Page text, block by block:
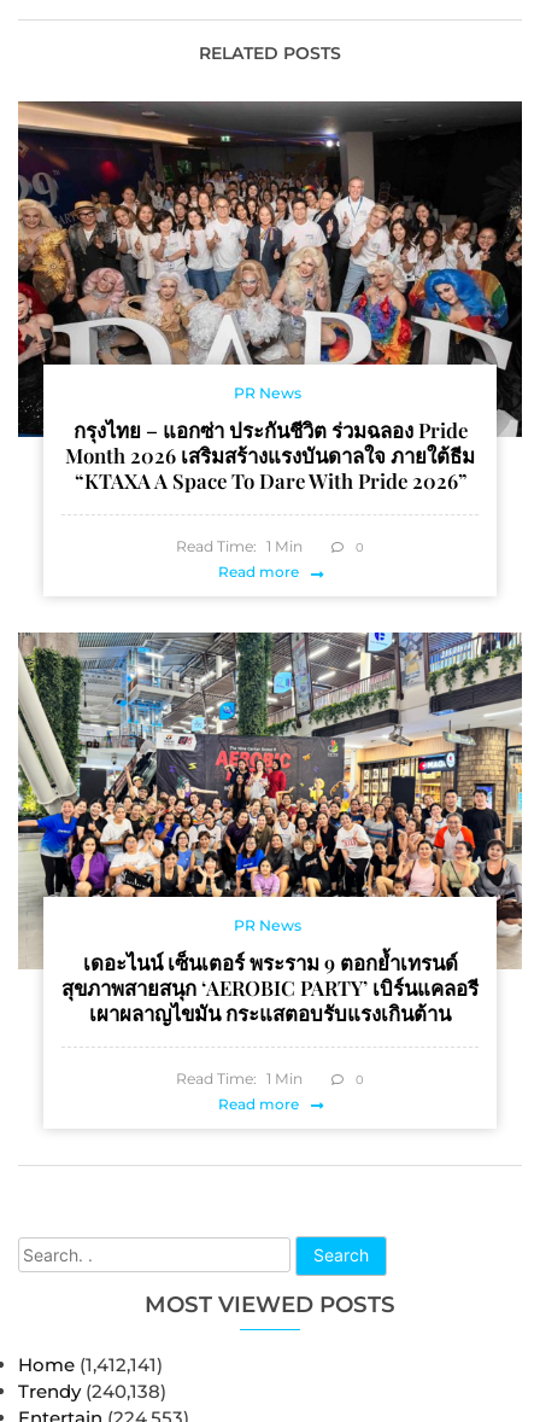
Search
MOST VIEWED POSTS
Home (1,412,141)
Trendy (240,138)
Entertain (224,553)
ธุรกิจ
อัพ” คุณภาพในทุกๆ ด้าน”
RELATED POSTS
PR News
กรุงไทย – แอกซ่า ประกันชีวิต ร่วมฉลอง Pride
Month 2026 เสริมสร้างแรงบันดาลใจ ภายใต้ธีม
“KTAXA A Space To Dare With Pride 2026”
Read Time: 1 Min 0
Read more
PR News
เดอะไนน์ เซ็นเตอร์ พระราม 9 ตอกย้ำเทรนด์
สุขภาพสายสนุก ‘AEROBIC PARTY’ เบิร์นแคลอรี
เผาผลาญไขมัน กระแสตอบรับแรงเกินต้าน
Read Time: 1 Min 0
Read more